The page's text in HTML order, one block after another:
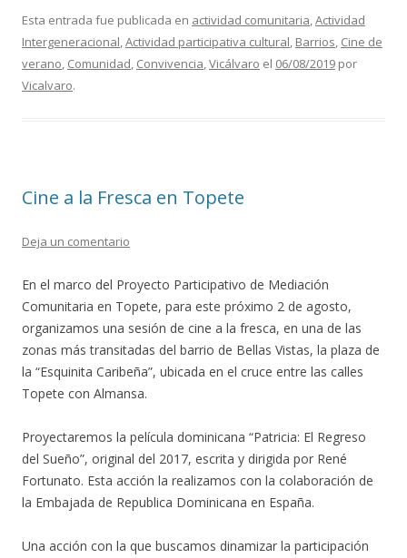
e
b
o
itt
er
ai
l
m
p
Esta entrada fue publicada en actividad comunitaria,Actividad
Intergeneracional,Actividad participativa cultural, Barrios, Cine de
verano, Comunidad, Convivencia,Vicálvaro el 06/08/2019 por
Vicalvaro.
Cine a la Fresca en Topete
Deja un comentario
En el marco del Proyecto Participativo de Mediación
Comunitaria en Topete, para este próximo 2 de agosto,
organizamos una sesión de cine a la fresca, en una de las
zonas más transitadas del barrio de Bellas Vistas, la plaza de
la “Esquinita Caribeña”, ubicada en el cruce entre las calles
Topete con Almansa.
Proyectaremos la película dominicana “Patricia: El Regreso
del Sueño”, original del 2017, escrita y dirigida por René
Fortunato. Esta acción la realizamos con la colaboración de
la Embajada de Republica Dominicana en España.
Una acción con la que buscamos dinamizar la participación